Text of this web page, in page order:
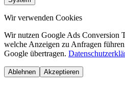
Wir verwenden Cookies
Wir nutzen Google Ads Conversion
welche Anzeigen zu Anfragen
Google übertragen.
Ablehnen Akzeptieren